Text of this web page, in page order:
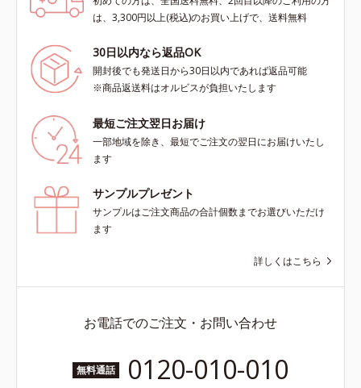
は、3,300円以上(税込)のお買い上げで、送料無料
30日以内なら返品OK
開封後でも発送日から30日以内であれば返品可能
※商品返送料はオルビスが負担いたします
最短ご注文翌日お届け
一部地域を除き、最短でご注文の翌日にお届けいたし
ます
サンプルプレゼント
サンプルはご注文商品の合計個数までお選びいただけ
ます
詳しくはこちら
お電話でのご注文・お問い合わせ
無料通話 0120-010-010